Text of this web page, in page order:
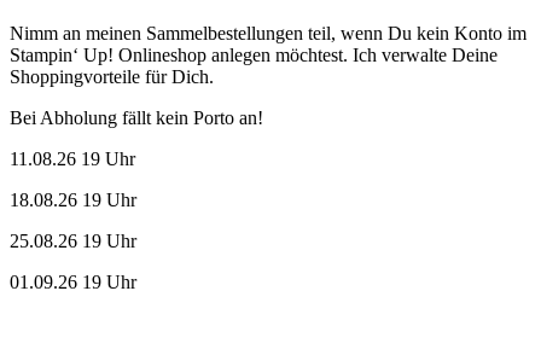
Nimm an meinen Sammelbestellungen teil, wenn Du kein Konto im
Stampin‘ Up! Onlineshop anlegen möchtest. Ich verwalte Deine
Shoppingvorteile für Dich.
Bei Abholung fällt kein Porto an!
11.08.26 19 Uhr
18.08.26 19 Uhr
25.08.26 19 Uhr
01.09.26 19 Uhr